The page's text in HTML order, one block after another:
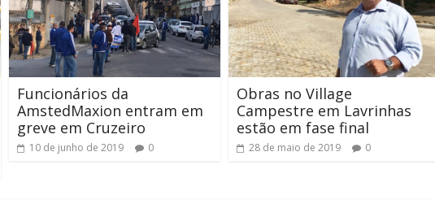
Funcionários da
AmstedMaxion entram em
greve em Cruzeiro
10 de junho de 2019 0
Obras no Village
Campestre em Lavrinhas
estão em fase final
28 de maio de 2019 0